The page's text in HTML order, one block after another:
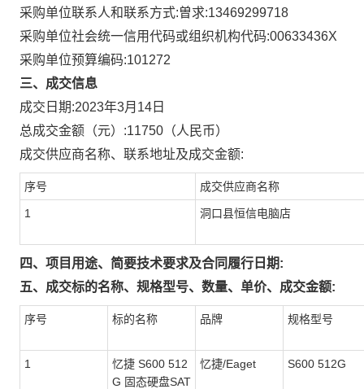
采购单位联系人和联系方式:曽求:13469299718
采购单位社会统一信用代码或组织机构代码:00633436X
采购单位预算编码:101272
三、成交信息
成交日期:2023年3月14日
总成交金额（元）:11750 （人民币）
成交供应商名称、联系地址及成交金额:
序号 成交供应商名称
1 洞口县恒信电脑店
四、项目用途、简要技术要求及合同履行日期:
五、成交标的名称、规格型号、数量、单价、成交金额:
序号 标的名称 品牌 规格型号
1
忆捷 S600 512
G 固态硬盘SAT
忆捷/Eaget S600 512G